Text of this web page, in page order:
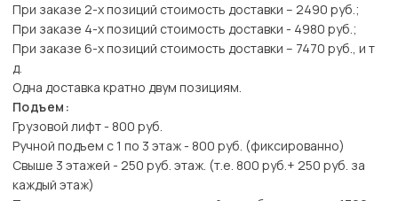
При заказе 2-х позиций стоимость доставки – 2490 руб.;
При заказе 4-х позиций стоимость доставки - 4980 руб.;
При заказе 6-х позиций стоимость доставки – 7470 руб., и т
д.
Одна доставка кратно двум позициям.
Подъем:
Грузовой лифт - 800 руб.
Ручной подъем с 1 по 3 этаж - 800 руб. (фиксированно)
Свыше 3 этажей - 250 руб. этаж. (т.е. 800 руб.+ 250 руб. за
каждый этаж)